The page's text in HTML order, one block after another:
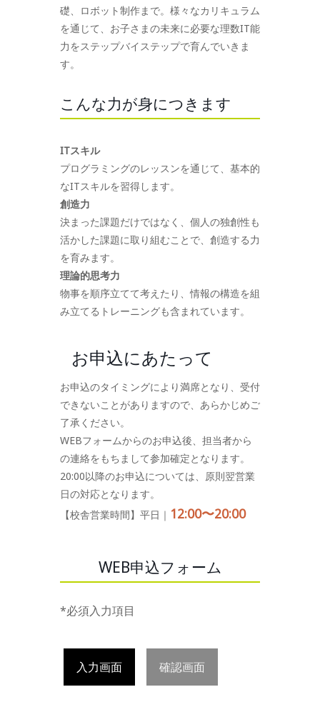
礎、ロボット制作まで。様々なカリキュラム
を通じて、お子さまの未来に必要な理数IT能
力をステップバイステップで育んでいきま
す。
こんな力が身につきます
ITスキル
プログラミングのレッスンを通じて、基本的
なITスキルを習得します。
創造力
決まった課題だけではなく、個人の独創性も
活かした課題に取り組むことで、創造する力
を育みます。
理論的思考力
物事を順序立てて考えたり、情報の構造を組
み立てるトレーニングも含まれています。
お申込にあたって
お申込のタイミングにより満席となり、受付
できないことがありますので、あらかじめご
了承ください。
WEBフォームからのお申込後、担当者から
の連絡をもちまして参加確定となります。
20:00以降のお申込については、原則翌営業
日の対応となります。
【校舎営業時間】平日｜ 12:00〜20:00
WEB申込フォーム
*必須入力項目
入力画面 確認画面